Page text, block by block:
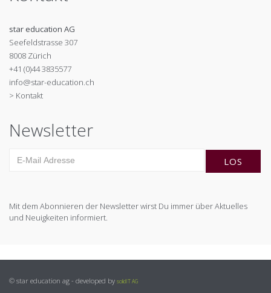
star education AG
Seefeldstrasse 307
8008 Zürich
+41 (0)44 3835577
info@star-education.ch
> Kontakt
Newsletter
Mit dem Abonnieren der Newsletter wirst Du immer über Aktuelles
und Neuigkeiten informiert.
© star education ag - developed by solidIT AG